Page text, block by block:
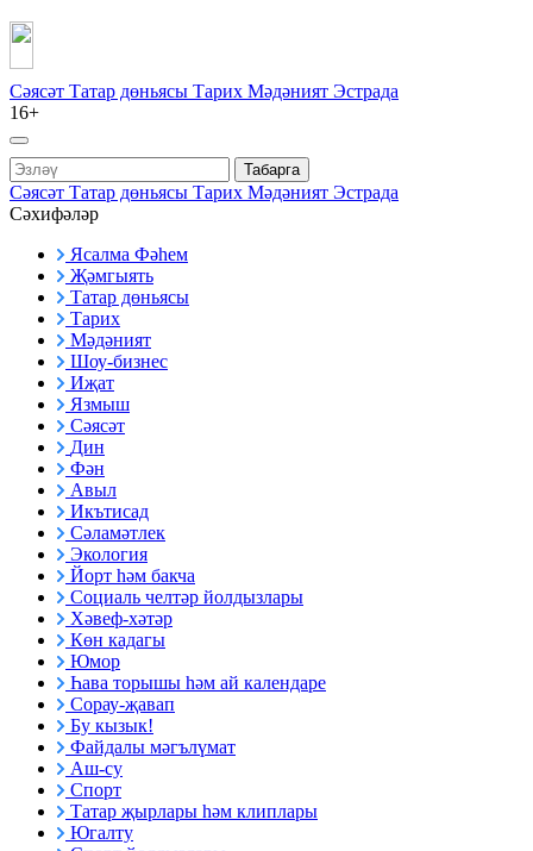
Сәясәт Татар дөньясы Тарих Мәдәният Эстрада
16+
Табарга
Сәясәт Татар дөньясы Тарих Мәдәният Эстрада
Сәхифәләр
Ясалма Фәһем
Җәмгыять
Татар дөньясы
Тарих
Мәдәният
Шоу-бизнес
Иҗат
Язмыш
Сәясәт
Дин
Фән
Авыл
Икътисад
Сәламәтлек
Экология
Йорт һәм бакча
Социаль челтәр йолдызлары
Хәвеф-хәтәр
Көн кадагы
Юмор
Һава торышы һәм ай календаре
Сорау-җавап
Бу кызык!
Файдалы мәгълүмат
Аш-су
Спорт
Татар җырлары һәм клиплары
Югалту